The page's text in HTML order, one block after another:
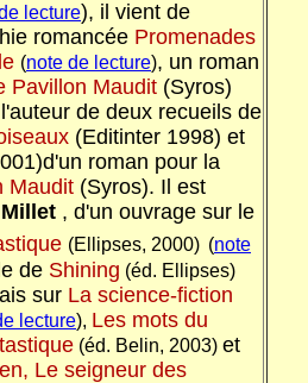
lecture), il vient de
romancée Promenades
(note de lecture), un roman
Pavillon Maudit (Syros)
de deux recueils de
(Editinter 1998) et
roman pour la
Maudit (Syros). Il est
Millet , d'un ouvrage sur le
(Ellipses, 2000) (note
de Shining (éd. Ellipses)
sur La science-fiction
lecture), Les mots du
(éd. Belin, 2003) et
Le seigneur des